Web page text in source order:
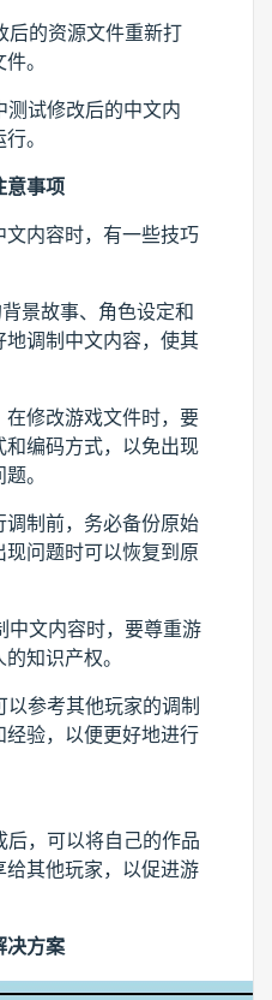
后的资源文件重新打
。
测试修改后的中文内
。
意事项
内容时，有一些技巧
景故事、角色设定和
调制中文内容，使其
修改游戏文件时，要
编码方式，以免出现
。
制前，务必备份原始
问题时可以恢复到原
中文内容时，要尊重游
知识产权。
参考其他玩家的调制
验，以便更好地进行
，可以将自己的作品
其他玩家，以促进游
决方案